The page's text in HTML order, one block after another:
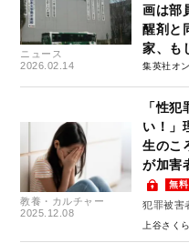
ニュース
2026.02.14
画は部
醒剤と
家、も
集英社オ
教養・カルチャー
2025.12.08
「性
い！」
生のこ
が加害
無料
犯罪被害
上谷さくら